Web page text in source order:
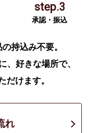
step.3
承認・振込
持込み不要。
、好きな場所で、
だけます。
れ